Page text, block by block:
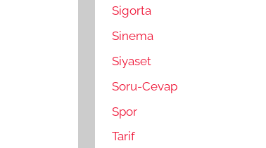
Sigorta
Sinema
Siyaset
Soru-Cevap
Spor
Tarif